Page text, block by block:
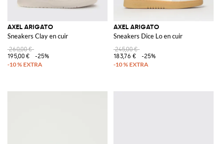
AXEL ARIGATO
Sneakers Clay en cuir
260,00 €
195,00 €
-25%
AXEL ARIGATO
Sneakers Dice Lo en cuir
245,00 €
183,76 €
-25%